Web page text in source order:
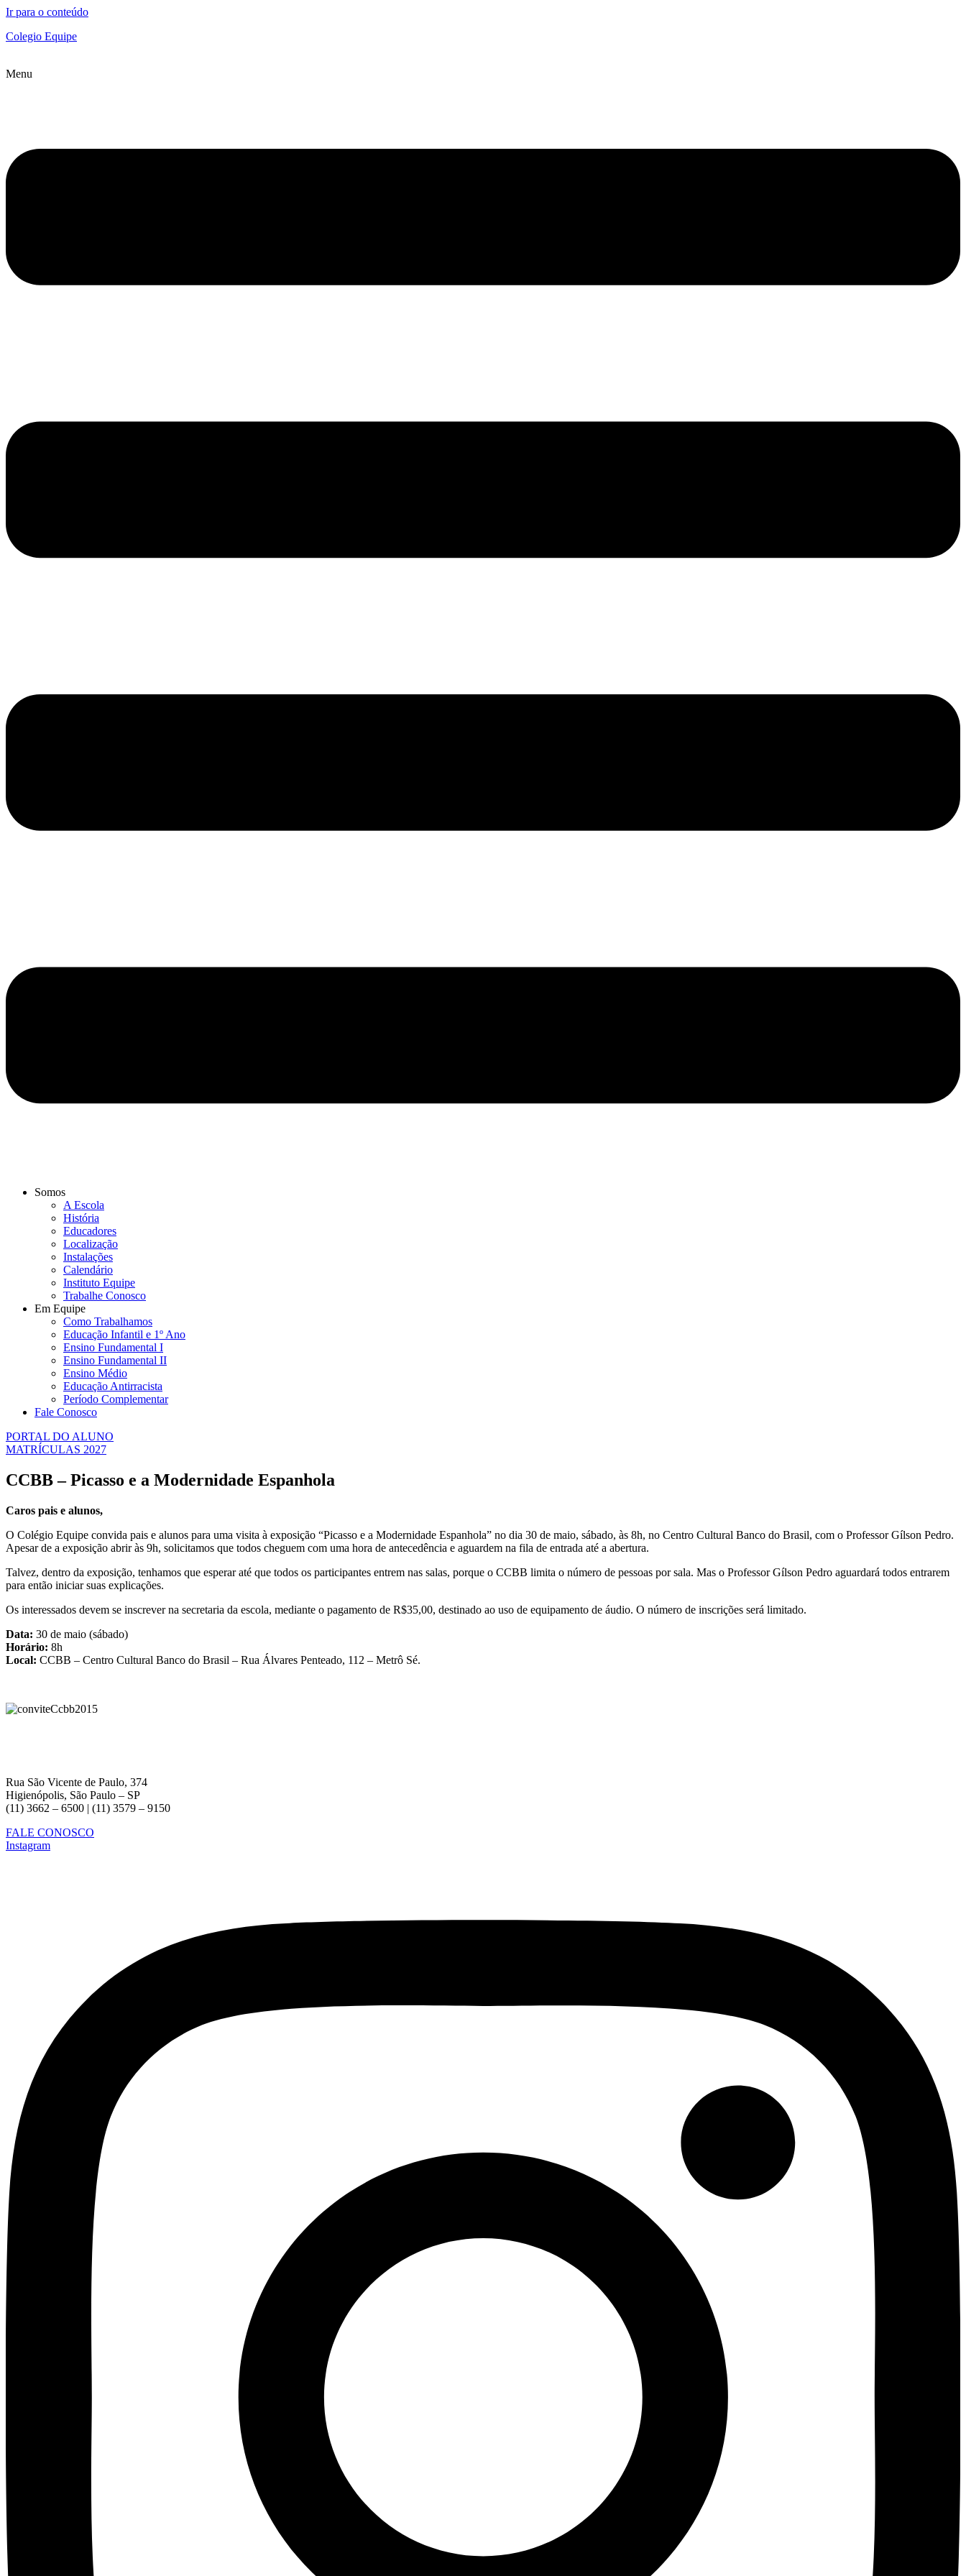
Ir para o conteúdo
Colegio Equipe
Menu
Somos
A Escola
História
Educadores
Localização
Instalações
Calendário
Instituto Equipe
Trabalhe Conosco
Em Equipe
Como Trabalhamos
Educação Infantil e 1º Ano
Ensino Fundamental I
Ensino Fundamental II
Ensino Médio
Educação Antirracista
Período Complementar
Fale Conosco
PORTAL DO ALUNO
MATRÍCULAS 2027
CCBB – Picasso e a Modernidade Espanhola
Caros pais e alunos,
O Colégio Equipe convida pais e alunos para uma visita à exposição “Picasso e a Modernidade Espanhola” no dia 30 de maio, sábado, às 8h, no Centro Cultural Banco do Brasil, com o Professor Gílson Pedro.
Apesar de a exposição abrir às 9h, solicitamos que todos cheguem com uma hora de antecedência e aguardem na fila de entrada até a abertura.
Talvez, dentro da exposição, tenhamos que esperar até que todos os participantes entrem nas salas, porque o CCBB limita o número de pessoas por sala. Mas o Professor Gílson Pedro aguardará todos entrarem
para então iniciar suas explicações.
Os interessados devem se inscrever na secretaria da escola, mediante o pagamento de R$35,00, destinado ao uso de equipamento de áudio. O número de inscrições será limitado.
Data: 30 de maio (sábado)
Horário: 8h
Local: CCBB – Centro Cultural Banco do Brasil – Rua Álvares Penteado, 112 – Metrô Sé.
Rua São Vicente de Paulo, 374
Higienópolis, São Paulo – SP
(11) 3662 – 6500 | (11) 3579 – 9150
FALE CONOSCO
Instagram